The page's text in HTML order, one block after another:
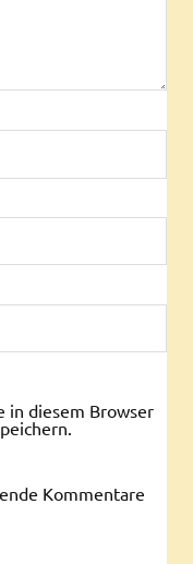
in diesem Browser
Kommentare